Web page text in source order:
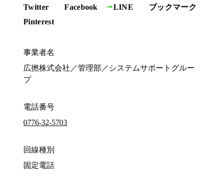
Twitter Facebook LINE
ブックマーク
Pinterest
事業者名
広撚株式会社／管理部／システムサポートグルー
プ
電話番号
0776-32-5703
回線種別
固定電話